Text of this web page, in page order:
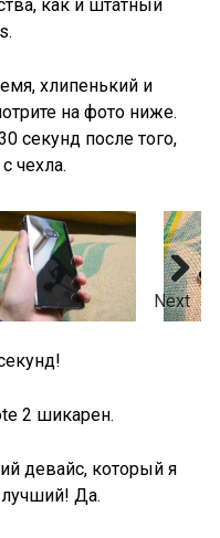
как и штатный
хлипенький и
на фото ниже.
секунд после того,
чехла.
Next
2 шикарен.
девайс, который я
Да.